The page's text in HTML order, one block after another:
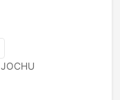
JOCHU